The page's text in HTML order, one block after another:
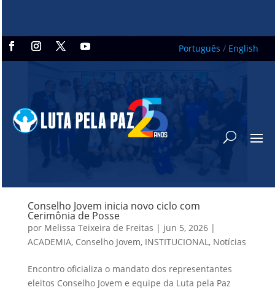
Português / English
Conselho Jovem inicia novo ciclo com
Cerimônia de Posse
por Melissa Teixeira de Freitas | jun 5, 2026|
ACADEMIA, Conselho Jovem, INSTITUCIONAL, Notícias
Encontro oficializa o mandato dos representantes
eleitos Conselho Jovem e equipe da Luta pela Paz